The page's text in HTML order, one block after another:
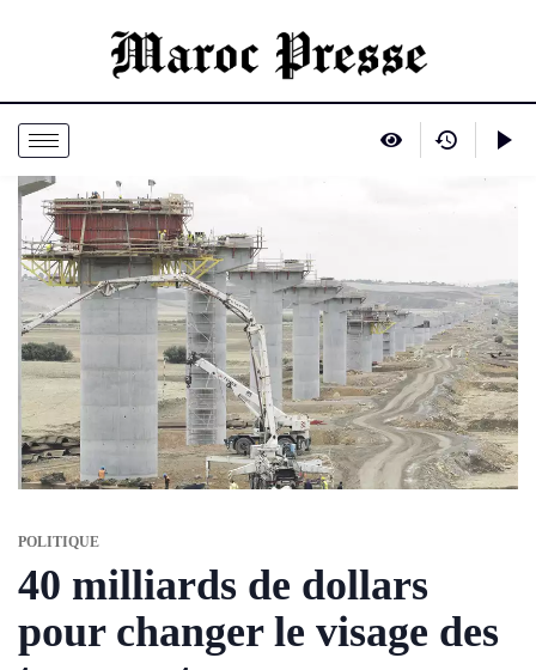
POLITIQUE
40 milliards de dollars
pour changer le visage des